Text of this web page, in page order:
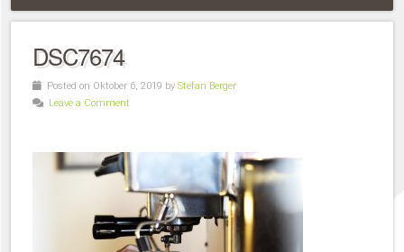
DSC7674
Posted on Oktober 6, 2019 by Stefan Berger
Leave a Comment